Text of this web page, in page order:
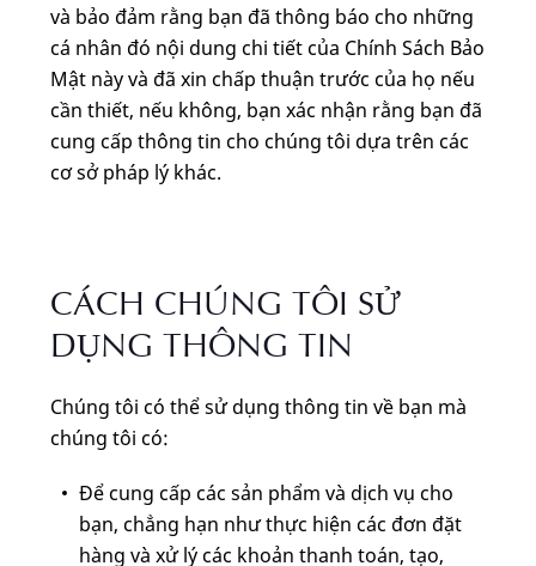
và bảo đảm rằng bạn đã thông báo cho những
cá nhân đó nội dung chi tiết của Chính Sách Bảo
Mật này và đã xin chấp thuận trước của họ nếu
cần thiết, nếu không, bạn xác nhận rằng bạn đã
cung cấp thông tin cho chúng tôi dựa trên các
cơ sở pháp lý khác.
CÁCH CHÚNG TÔI SỬ
DỤNG THÔNG TIN
Chúng tôi có thể sử dụng thông tin về bạn mà
chúng tôi có:
Để cung cấp các sản phẩm và dịch vụ cho
bạn, chẳng hạn như thực hiện các đơn đặt
hàng và xử lý các khoản thanh toán, tạo,